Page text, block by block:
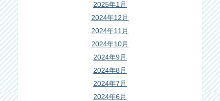
2025年1月
2024年12月
2024年11月
2024年10月
2024年9月
2024年8月
2024年7月
2024年6月